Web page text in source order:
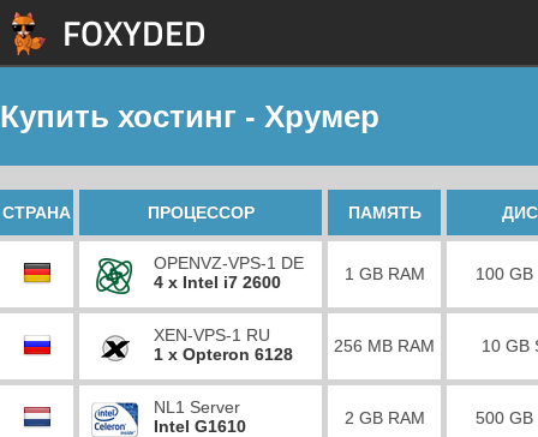
Купить хостинг - Хрумер
СТРАНА ПРОЦЕССОР ПАМЯТЬ
OPENVZ-VPS-1 DE
4 x Intel i7 2600
1 GB RAM 100 GB
XEN-VPS-1 RU
1 x Opteron 6128
256 MB RAM 10 GB
NL1 Server
Intel G1610
2 GB RAM 500 GB